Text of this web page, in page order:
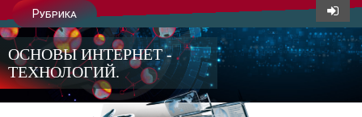
Рубрика
ОСНОВЫ ИНТЕРНЕТ -
ТЕХНОЛОГИЙ.